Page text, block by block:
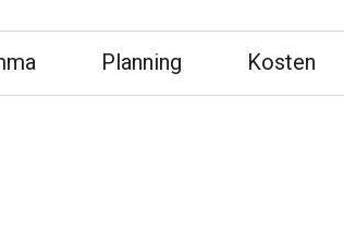
Planning Kosten